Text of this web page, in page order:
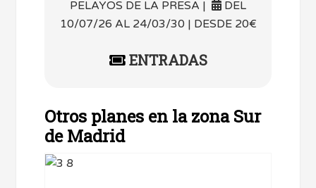
PELAYOS DE LA PRESA |
DEL
10/07/26 AL 24/03/30 | DESDE 20€
ENTRADAS
Otros planes en la zona Sur
de Madrid